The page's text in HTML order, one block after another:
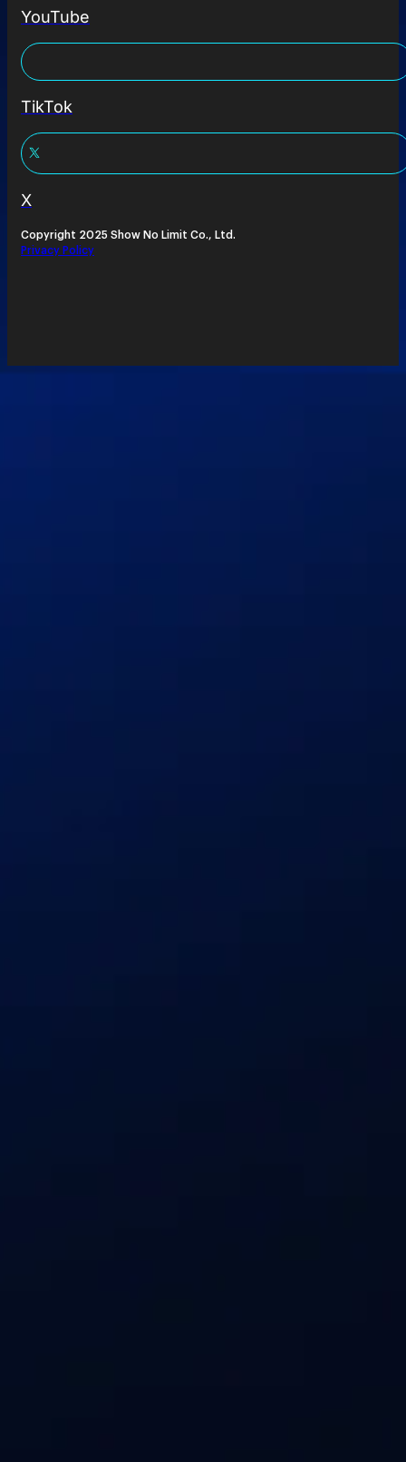
YouTube
TikTok
X
Copyright 2025 Show No Limit Co., Ltd.
Privacy Policy